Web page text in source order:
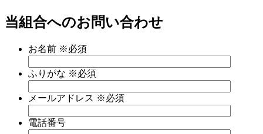
当組合へのお問い合わせ
お名前 ※必須
ふりがな ※必須
メールアドレス ※必須
電話番号